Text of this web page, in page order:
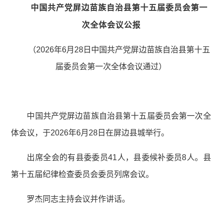
中国共产党屏边苗族自治县第十五届委员会第一
次全体会议公报
（2026年6月28日中国共产党屏边苗族自治县第十五
届委员会第一次全体会议通过）
中国共产党屏边苗族自治县第十五届委员会第一次全
体会议，于2026年6月28日在屏边县城举行。
出席全会的有县委委员41人，县委候补委员8人。县
第十五届纪律检查委员会委员列席会议。
罗杰同志主持会议并作讲话。